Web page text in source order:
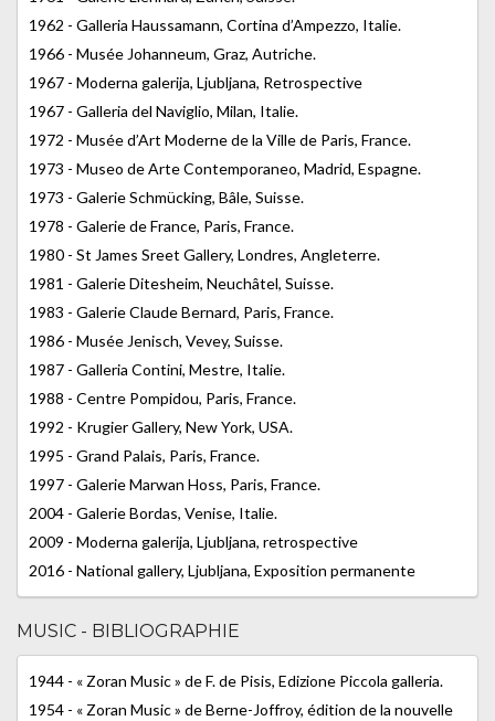
1962 - Galleria Haussamann, Cortina d’Ampezzo, Italie.
1966 - Musée Johanneum, Graz, Autriche.
1967 - Moderna galerija, Ljubljana, Retrospective
1967 - Galleria del Naviglio, Milan, Italie.
1972 - Musée d’Art Moderne de la Ville de Paris, France.
1973 - Museo de Arte Contemporaneo, Madrid, Espagne.
1973 - Galerie Schmücking, Bâle, Suisse.
1978 - Galerie de France, Paris, France.
1980 - St James Sreet Gallery, Londres, Angleterre.
1981 - Galerie Ditesheim, Neuchâtel, Suisse.
1983 - Galerie Claude Bernard, Paris, France.
1986 - Musée Jenisch, Vevey, Suisse.
1987 - Galleria Contini, Mestre, Italie.
1988 - Centre Pompidou, Paris, France.
1992 - Krugier Gallery, New York, USA.
1995 - Grand Palais, Paris, France.
1997 - Galerie Marwan Hoss, Paris, France.
2004 - Galerie Bordas, Venise, Italie.
2009 - Moderna galerija, Ljubljana, retrospective
2016 - National gallery, Ljubljana, Exposition permanente
MUSIC - BIBLIOGRAPHIE
1944 - « Zoran Music » de F. de Pisis, Edizione Piccola galleria.
1954 - « Zoran Music » de Berne-Joffroy, édition de la nouvelle